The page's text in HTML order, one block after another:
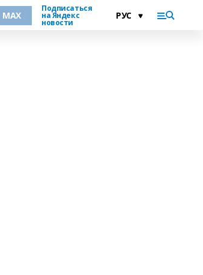
MAX
Подписаться
на Яндекс
новости